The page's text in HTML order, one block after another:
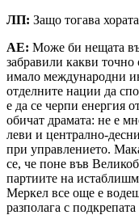
ЛП: Защо тогава
АЕ: Може би нещата
забравили какви точно
имало международни
отделните нации да
е да се черпи енергия
обичат драмата: не е
леви и централно-
при управлението.
се, че поне във
партиите на
Меркел все още е
разполага с